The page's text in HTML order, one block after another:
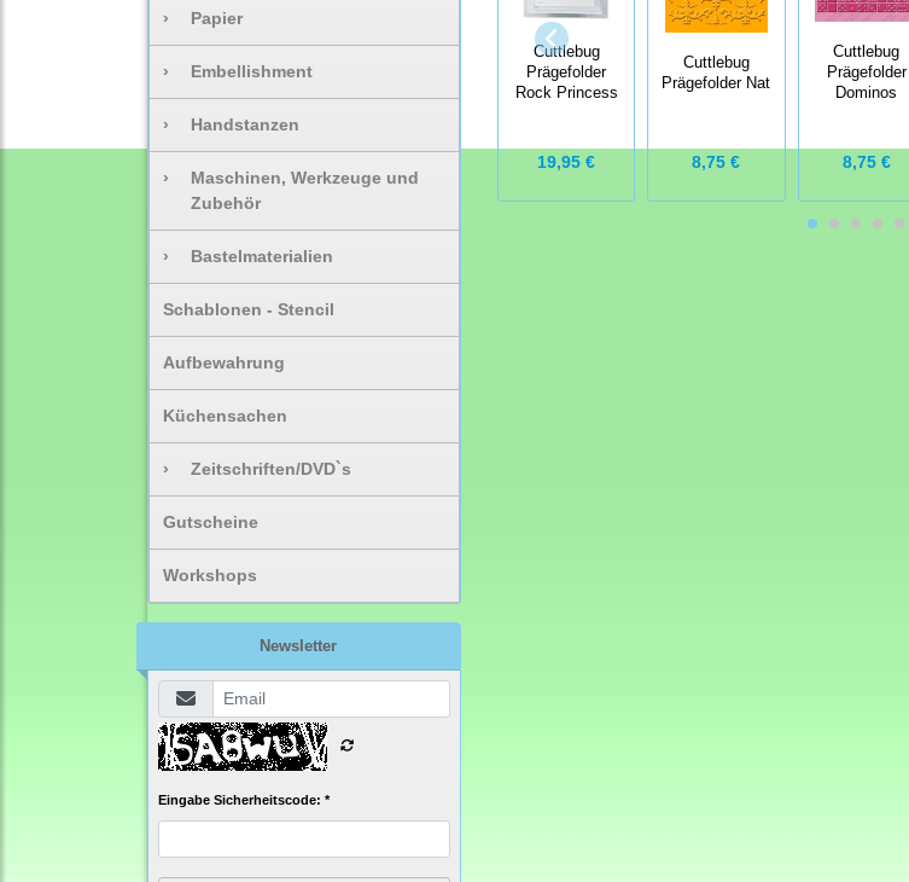
› Papier
› Embellishment
› Handstanzen
›
Maschinen, Werkzeuge und
Zubehör
› Bastelmaterialien
Schablonen - Stencil
Aufbewahrung
Küchensachen
› Zeitschriften/DVD`s
Gutscheine
Workshops
Newsletter
Eingabe Sicherheitscode: *
Cuttlebug
Prägefolder
Rock Princess
19,95 €
Cuttlebug
Prägefolder Nat
8,75 €
Cuttlebug
Prägefolder
Dominos
8,75 €